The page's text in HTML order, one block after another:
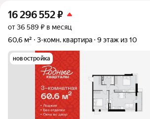
16 296 552₽
от 36 589 ₽ в месяц
60,6 м²
3-комн. квартира 9 этаж из 10
новостройка